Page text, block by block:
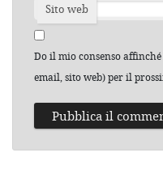
Sito web
Do il mio consenso
email, sito web) per il